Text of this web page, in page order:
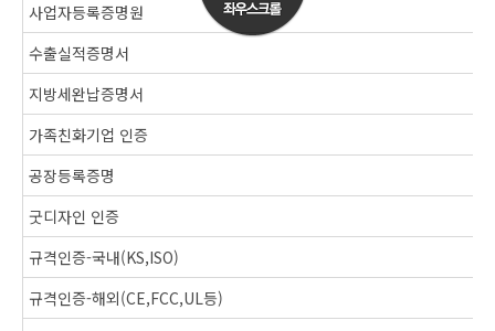
사업자등록증명원
수출실적증명서
지방세완납증명서
가족친화기업 인증
공장등록증명
굿디자인 인증
규격인증-국내(KS,ISO)
규격인증-해외(CE,FCC,UL등)